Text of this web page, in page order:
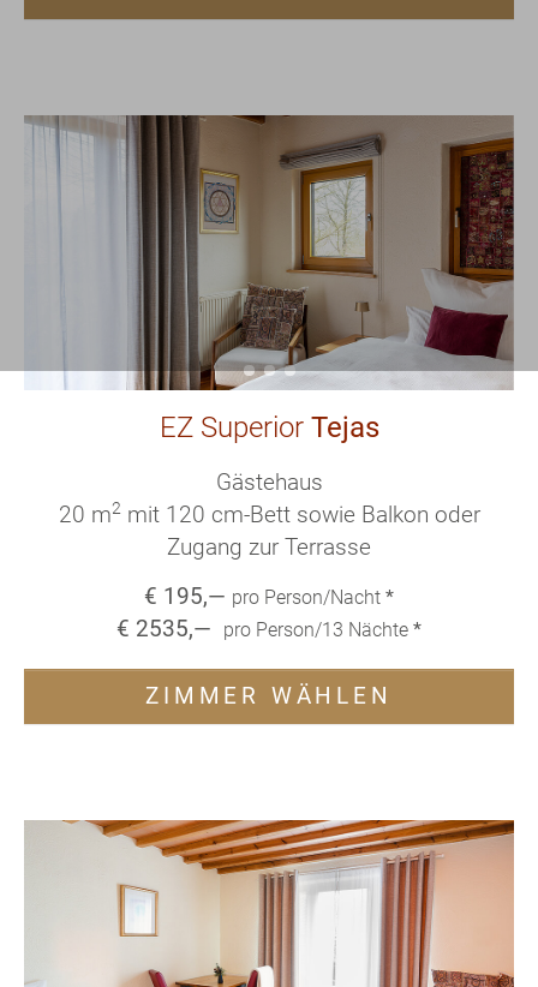
EZ Superior Tejas
Gästehaus
20 m2mit 120 cm-Bett sowie Balkon oder
Zugang zur Terrasse
€ 195,— pro Person/Nacht *
€ 2535,— pro Person/13 Nächte *
ZIMMER WÄHLEN